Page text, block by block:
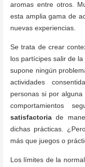
aromas entre otros.
esta amplia gama de
nuevas experiencias.
Se trata de crear
los partícipes salir de
supone ningún
actividades
personas si por
comportamientos
satisfactoria de
dichas prácticas.
más que juegos o
Los límites de la